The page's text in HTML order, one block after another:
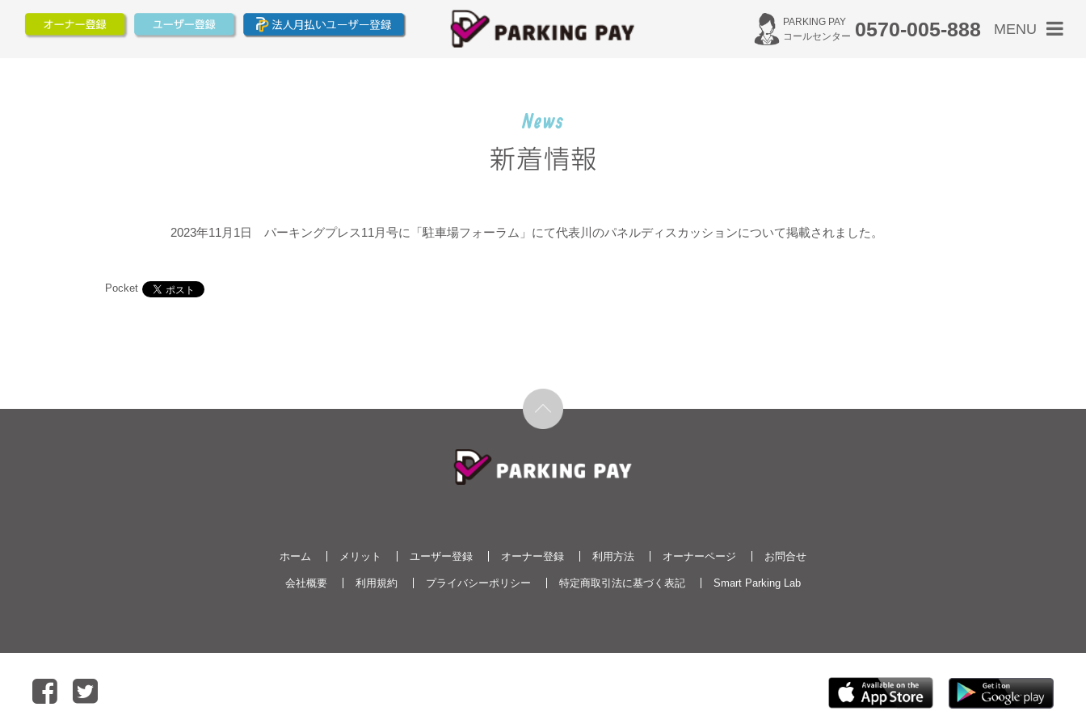
PARKING PAY
コールセンター 0570-005-888 MENU
2023年11月1日 パーキングプレス11月号に「駐車場フォーラム」にて代表川のパネルディスカッションについて掲載されました。
Pocket
ホーム メリット ユーザー登録 オーナー登録 利用方法 オーナーページ お問合せ
会社概要 利用規約 プライバシーポリシー 特定商取引法に基づく表記 Smart Parking Lab